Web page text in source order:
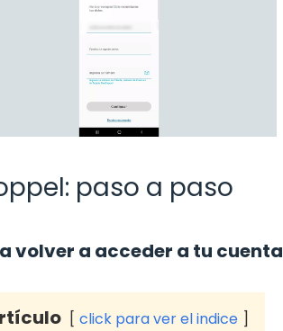
paso a paso
volver a acceder a tu cuenta
click para ver el indice